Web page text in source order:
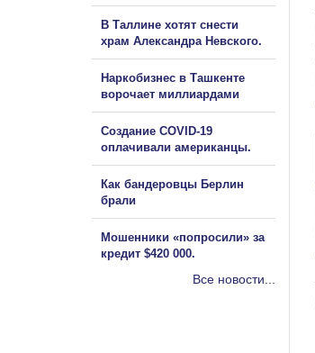
В Таллине хотят снести
храм Александра Невского.
Наркобизнес в Ташкенте
ворочает миллиардами
Создание COVID-19
оплачивали американцы.
Как бандеровцы Берлин
брали
Мошенники «попросили» за
кредит $420 000.
Все новости...